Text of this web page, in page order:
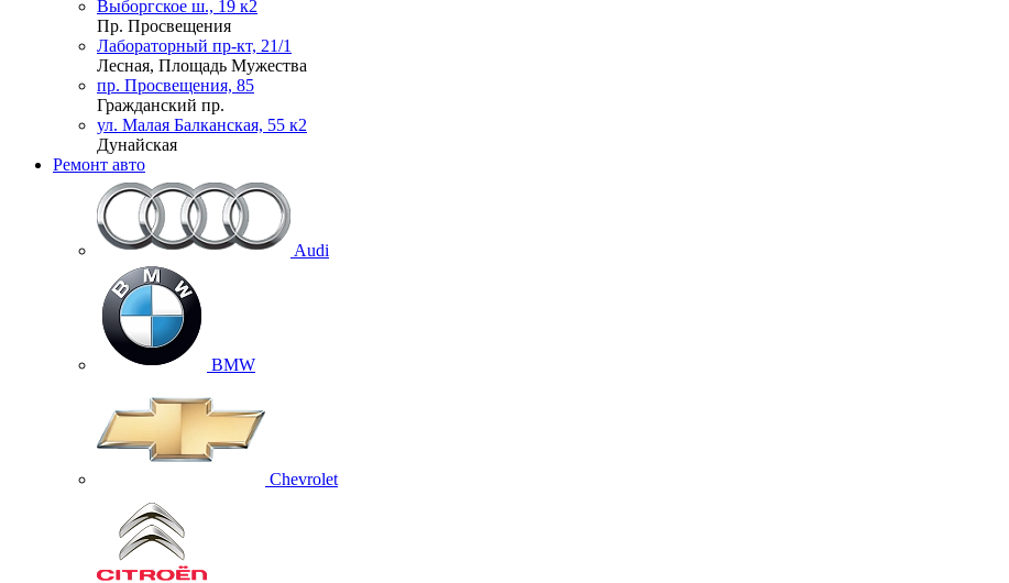
Выборгское ш., 19 к2
Пр. Просвещения
Лабораторный пр-кт, 21/1
Лесная, Площадь Мужества
пр. Просвещения, 85
Гражданский пр.
ул. Малая Балканская, 55 к2
Дунайская
Ремонт авто
Audi
BMW
Chevrolet